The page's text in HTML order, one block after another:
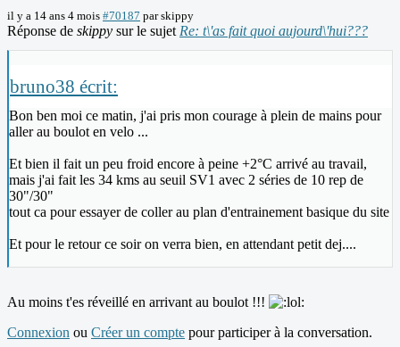
il y a 14 ans 4 mois #70187 parskippy
Réponse de skippy sur le sujet Re: t\'as fait quoi aujourd\'hui???
bruno38 écrit:
Bon ben moi ce matin, j'ai pris mon courage à plein de mains pour
aller au boulot en velo ...
Et bien il fait un peu froid encore à peine +2°C arrivé au travail,
mais j'ai fait les 34 kms au seuil SV1 avec 2 séries de 10 rep de
30"/30"
tout ca pour essayer de coller au plan d'entrainement basique du site
Et pour le retour ce soir on verra bien, en attendant petit dej....
Au moins t'es réveillé en arrivant au boulot !!!
Connexion ou Créer un compte pour participer à la conversation.